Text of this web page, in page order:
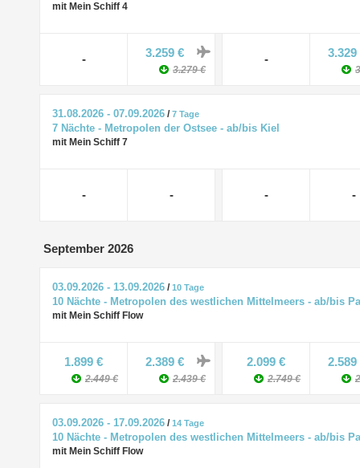
mit Mein Schiff 4
- 3.259 €
3.279 €
- 3.329
31.08.2026 - 07.09.2026 /7 Tage
7 Nächte - Metropolen der Ostsee - ab/bis Kiel
mit Mein Schiff 7
- - - -
September 2026
03.09.2026 - 13.09.2026 /10 Tage
10 Nächte - Metropolen des westlichen Mittelmeers - ab/bis
mit Mein Schiff Flow
1.899 €
2.449 €
2.389 €
2.439 €
2.099 €
2.749 €
2.589
03.09.2026 - 17.09.2026 /14 Tage
10 Nächte - Metropolen des westlichen Mittelmeers - ab/bis
mit Mein Schiff Flow